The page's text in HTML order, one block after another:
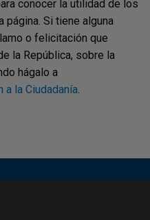
conocer la utilidad de los
Si tiene alguna
o felicitación que
la República, sobre la
hágalo a
a la Ciudadanía.